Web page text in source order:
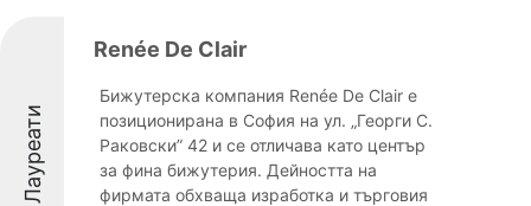
Лауреати
Renée De Clair
Бижутерска компания Renée De Clair е
позиционирана в София на ул. „Георги С.
Раковски” 42 и се отличава като център
за фина бижутерия. Дейността на
фирмата обхваща изработка и търговия